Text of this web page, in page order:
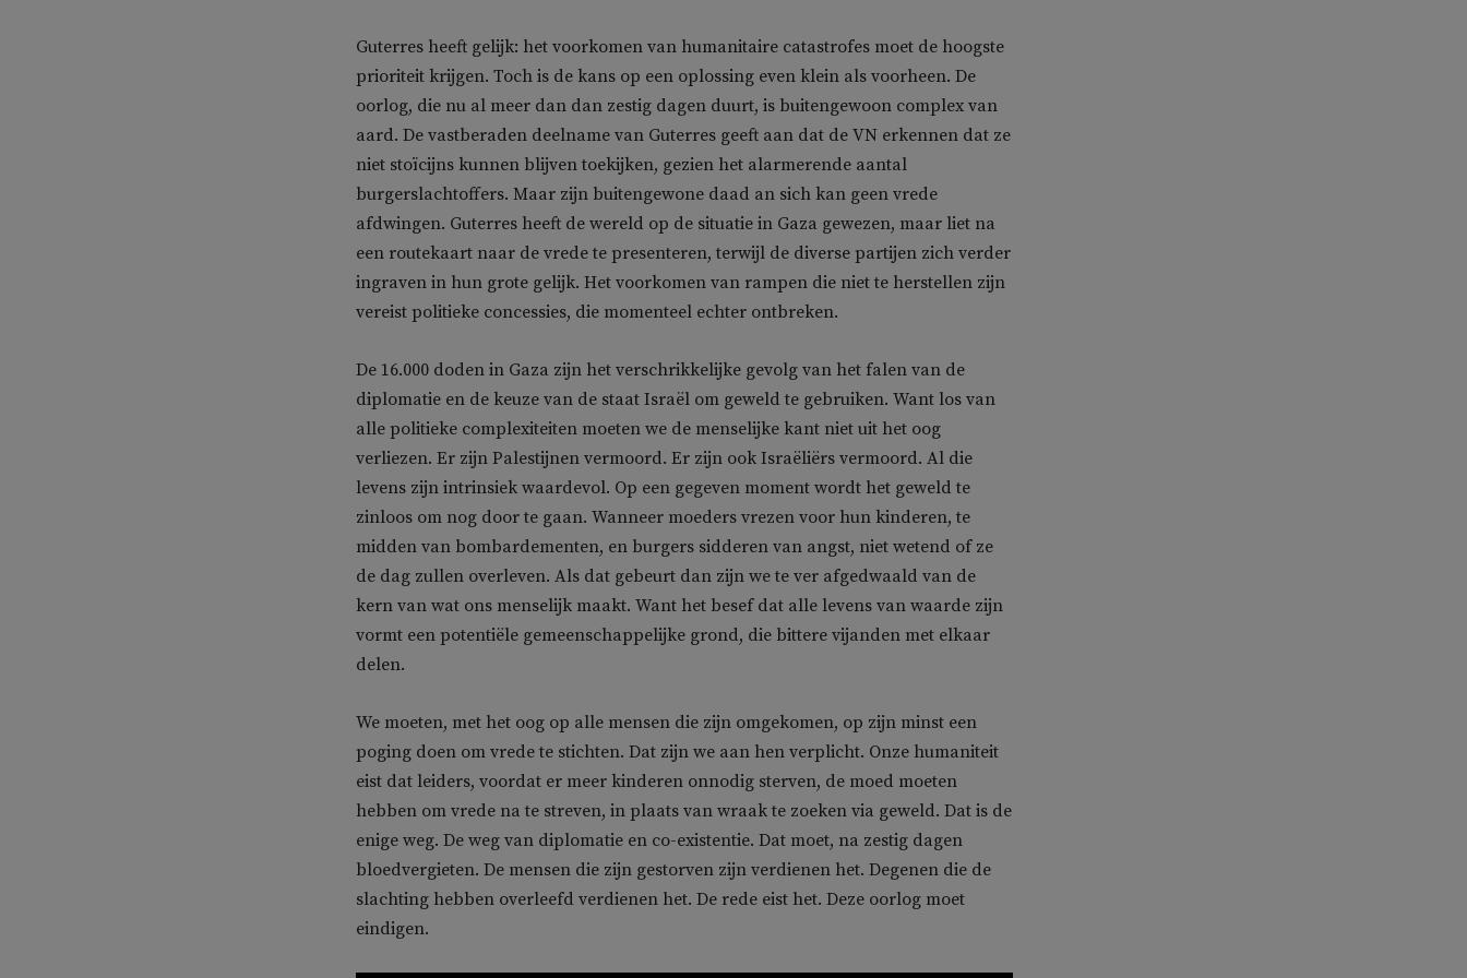
Guterres heeft gelijk: het voorkomen van humanitaire catastrofes moet de hoogste
prioriteit krijgen. Toch is de kans op een oplossing even klein als voorheen. De
oorlog, die nu al meer dan dan zestig dagen duurt, is buitengewoon complex van
aard. De vastberaden deelname van Guterres geeft aan dat de VN erkennen dat ze
niet stoïcijns kunnen blijven toekijken, gezien het alarmerende aantal
burgerslachtoffers. Maar zijn buitengewone daad an sich kan geen vrede
afdwingen. Guterres heeft de wereld op de situatie in Gaza gewezen, maar liet na
een routekaart naar de vrede te presenteren, terwijl de diverse partijen zich verder
ingraven in hun grote gelijk. Het voorkomen van rampen die niet te herstellen zijn
vereist politieke concessies, die momenteel echter ontbreken.
De 16.000 doden in Gaza zijn het verschrikkelijke gevolg van het falen van de
diplomatie en de keuze van de staat Israël om geweld te gebruiken. Want los van
alle politieke complexiteiten moeten we de menselijke kant niet uit het oog
verliezen. Er zijn Palestijnen vermoord. Er zijn ook Israëliërs vermoord. Al die
levens zijn intrinsiek waardevol. Op een gegeven moment wordt het geweld te
zinloos om nog door te gaan. Wanneer moeders vrezen voor hun kinderen, te
midden van bombardementen, en burgers sidderen van angst, niet wetend of ze
de dag zullen overleven. Als dat gebeurt dan zijn we te ver afgedwaald van de
kern van wat ons menselijk maakt. Want het besef dat alle levens van waarde zijn
vormt een potentiële gemeenschappelijke grond, die bittere vijanden met elkaar
delen.
We moeten, met het oog op alle mensen die zijn omgekomen, op zijn minst een
poging doen om vrede te stichten. Dat zijn we aan hen verplicht. Onze humaniteit
eist dat leiders, voordat er meer kinderen onnodig sterven, de moed moeten
hebben om vrede na te streven, in plaats van wraak te zoeken via geweld. Dat is de
enige weg. De weg van diplomatie en co-existentie. Dat moet, na zestig dagen
bloedvergieten. De mensen die zijn gestorven zijn verdienen het. Degenen die de
slachting hebben overleefd verdienen het. De rede eist het. Deze oorlog moet
eindigen.